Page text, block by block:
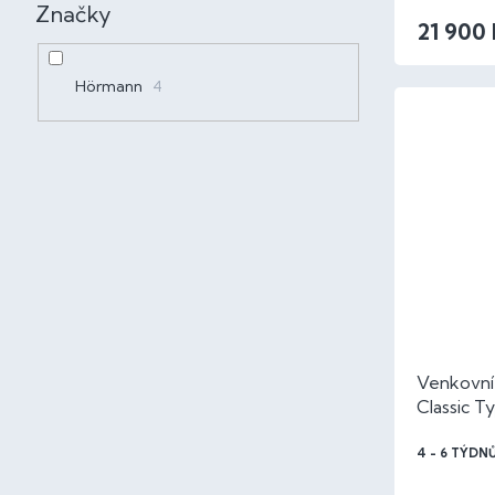
Značky
Hörmann 4
21 900
Classic
4 - 6